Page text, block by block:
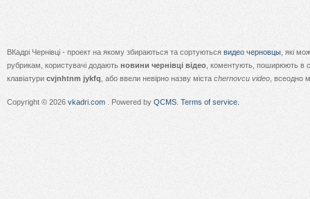
ВКадрі Чернівці - проект на якому збираються та сортуються видео черновцы , які
рубрикам, користувачі додають новини чернівці відео , коментують, поширюють в
клавіатури cvjnhtnm jykfq , або ввели невірно назву міста chernovcu video , всеодно
Copyright © 2026 vkadri.com . Powered by QCMS Terms of service.